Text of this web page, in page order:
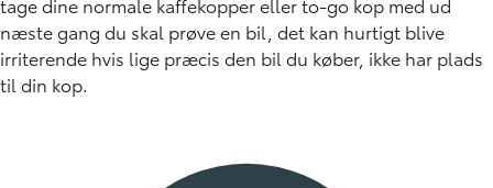
næste gang du skal prøve en bil, det kan hurtigt blive
irriterende hvis lige præcis den bil du køber, ikke har plads
til din kop.